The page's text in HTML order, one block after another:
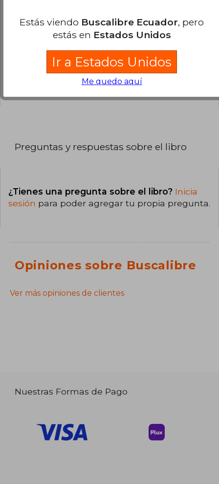
El libro está escrito en Inglés.
¿Cuál es la encuadernación de este libro?
La encuadernación de esta edición es Tapa
Preguntas y respuestas sobre el libro
¿Tienes una pregunta sobre el libro? Inicia
sesión para poder agregar tu propia pregunta.
Opiniones sobre Buscalibre
Ver más opiniones de clientes
Nuestras Formas de Pago
Estás viendo Buscalibre Ecuador, pero
estás en Estados Unidos
Ir a Estados Unidos
Me quedo aquí